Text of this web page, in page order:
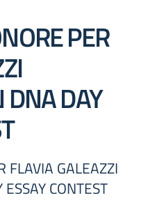
PER
DNA DAY
FLAVIA GALEAZZI
CONTEST